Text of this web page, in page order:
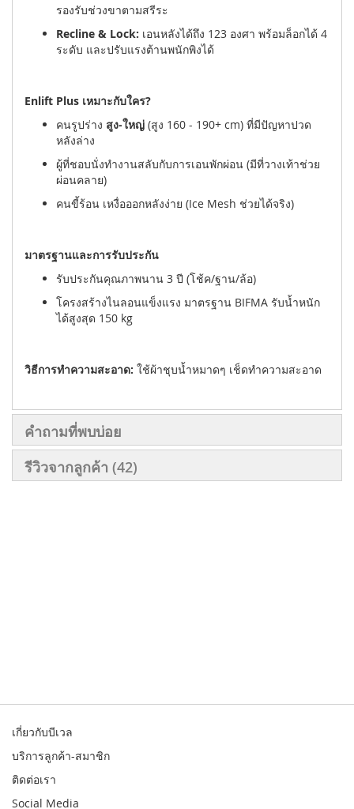
รองรับช่วงขาตามสรีระ
Recline & Lock: เอนหลังได้ถึง 123 องศา พร้อมล็อกได้ 4
ระดับ และปรับแรงต้านพนักพิงได้
Enlift Plus เหมาะกับใคร?
คนรูปร่าง สูง-ใหญ่ (สูง 160 - 190+ cm) ที่มีปัญหาปวด
หลังล่าง
ผู้ที่ชอบนั่งทำงานสลับกับการเอนพักผ่อน (มีที่วางเท้าช่วย
ผ่อนคลาย)
คนขี้ร้อน เหงื่อออกหลังง่าย (Ice Mesh ช่วยได้จริง)
มาตรฐานและการรับประกัน
รับประกันคุณภาพนาน 3 ปี (โช้ค/ฐาน/ล้อ)
โครงสร้างไนลอนแข็งแรง มาตรฐาน BIFMA รับน้ำหนัก
ได้สูงสุด 150 kg
วิธีการทำความสะอาด: ใช้ผ้าชุบน้ำหมาดๆ เช็ดทำความสะอาด
คำถามที่พบบ่อย
รีวิวจากลูกค้า 42
เกี่ยวกับบีเวล
บริการลูกค้า-สมาชิก
ติดต่อเรา
Social Media